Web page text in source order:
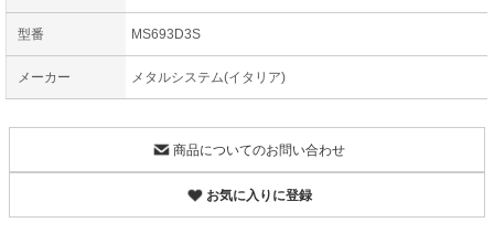
型番 MS693D3S
メーカー メタルシステム(イタリア)
商品についてのお問い合わせ
お気に入りに登録